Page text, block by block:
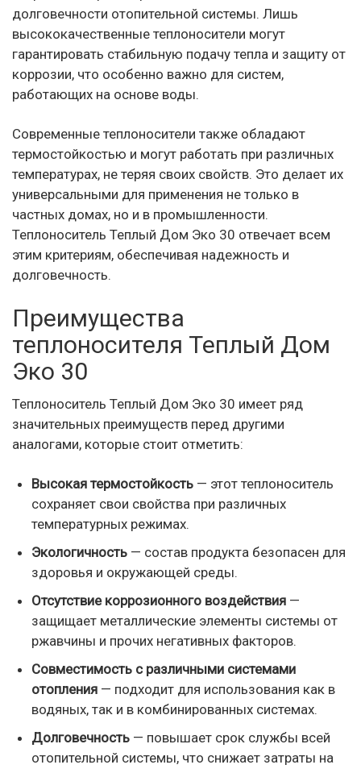
долговечности отопительной системы. Лишь
высококачественные теплоносители могут
гарантировать стабильную подачу тепла и защиту от
коррозии, что особенно важно для систем,
работающих на основе воды.
Современные теплоносители также обладают
термостойкостью и могут работать при различных
температурах, не теряя своих свойств. Это делает их
универсальными для применения не только в
частных домах, но и в промышленности.
Теплоноситель Теплый Дом Эко 30 отвечает всем
этим критериям, обеспечивая надежность и
долговечность.
Преимущества
теплоносителя Теплый Дом
Эко 30
Теплоноситель Теплый Дом Эко 30 имеет ряд
значительных преимуществ перед другими
аналогами, которые стоит отметить:
Высокая термостойкость — этот теплоноситель
сохраняет свои свойства при различных
температурных режимах.
Экологичность — состав продукта безопасен для
здоровья и окружающей среды.
Отсутствие коррозионного воздействия —
защищает металлические элементы системы от
ржавчины и прочих негативных факторов.
Совместимость с различными системами
отопления — подходит для использования как в
водяных, так и в комбинированных системах.
Долговечность — повышает срок службы всей
отопительной системы, что снижает затраты на